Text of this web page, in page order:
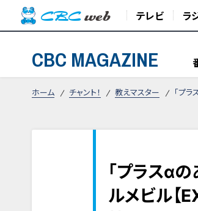
テレビ ラ
CBC MAGAZINE
ホーム チャント！ 教えマスター 「プラ
「プラスα
ルメビル【